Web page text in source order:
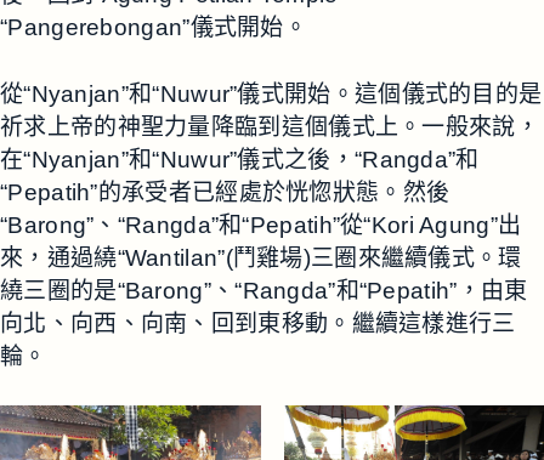
“Pangerebongan”儀式開始。
從“Nyanjan”和“Nuwur”儀式開始。這個儀式的目的是
祈求上帝的神聖力量降臨到這個儀式上。一般來說，
在“Nyanjan”和“Nuwur”儀式之後，“Rangda”和
“Pepatih”的承受者已經處於恍惚狀態。然後
“Barong”、“Rangda”和“Pepatih”從“Kori Agung”出
來，通過繞“Wantilan”(鬥雞場)三圈來繼續儀式。環
繞三圈的是“Barong”、“Rangda”和“Pepatih”，由東
向北、向西、向南、回到東移動。繼續這樣進行三
輪。